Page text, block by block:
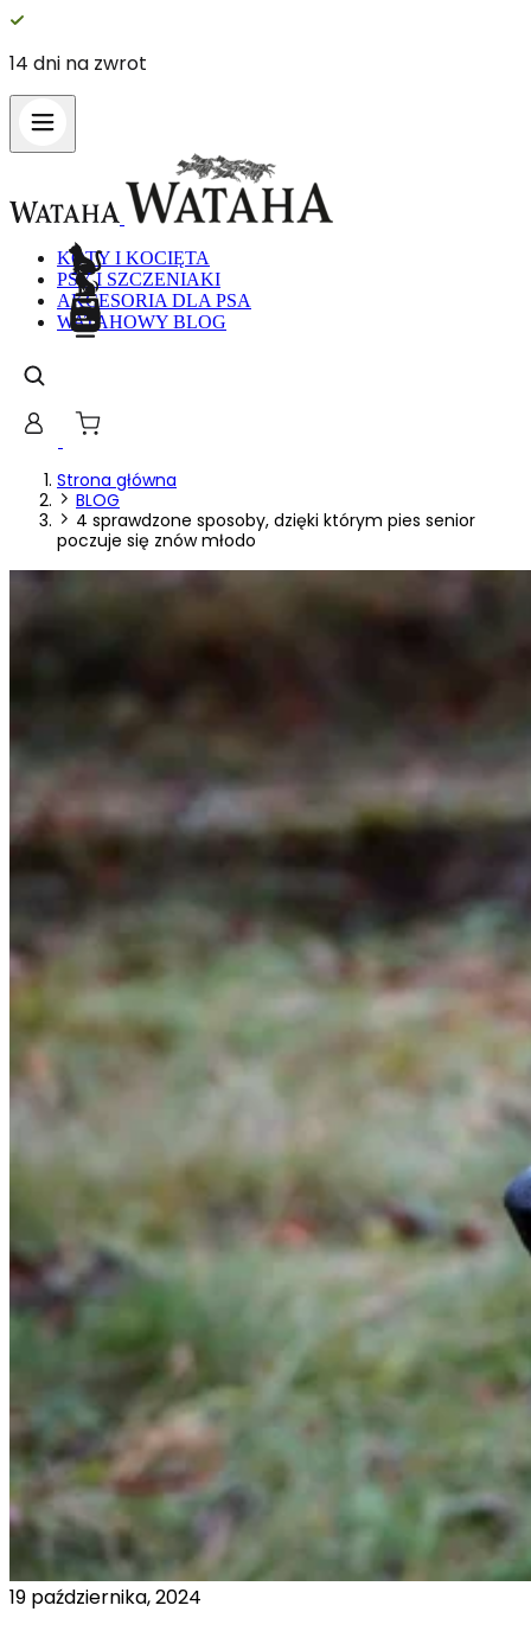
14 dni na zwrot
KOTY I KOCIĘTA
PSY I SZCZENIAKI
AKCESORIA DLA PSA
WATAHOWY BLOG
Strona główna
BLOG
4 sprawdzone sposoby, dzięki którym pies senior
poczuje się znów młodo
19 października, 2024
Statystyczne pliki cookie
gromadząc i zgłaszając
Marketing
Nieklasyfikowane pliki cookie, to